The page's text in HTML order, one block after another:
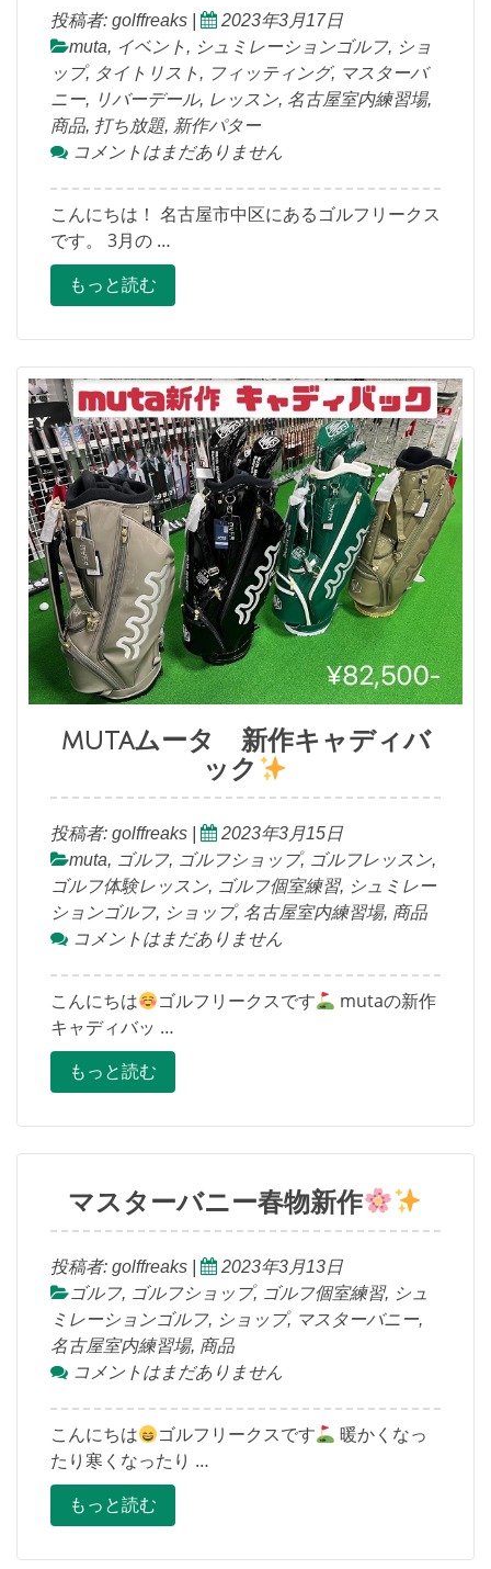
投稿者: golffreaks
2023年3月17日
muta, イベント , シュミレーションゴルフ, ショ
ップ, タイトリスト , フィッティング, マスターバ
ニー, リバーデール, レッスン, 名古屋室内練習場,
商品, 打ち放題, 新作パター
コメントはまだありません
こんにちは！ 名古屋市中区にあるゴルフリークス
です。 3月の …
もっと読む
mutaムータ 新作キャディバ
ック
投稿者: golffreaks
2023年3月15日
muta, ゴルフ, ゴルフショップ, ゴルフレッスン,
ゴルフ体験レッスン, ゴルフ個室練習, シュミレー
ションゴルフ, ショップ, 名古屋室内練習場, 商品
コメントはまだありません
こんにちは ゴルフリークスです
mutaの新作
キャディバッ …
もっと読む
マスターバニー春物新作
投稿者: golffreaks
2023年3月13日
ゴルフ, ゴルフショップ, ゴルフ個室練習, シュ
ミレーションゴルフ, ショップ, マスターバニー,
名古屋室内練習場, 商品
コメントはまだありません
こんにちは ゴルフリークスです
暖かくなっ
たり寒くなったり …
もっと読む